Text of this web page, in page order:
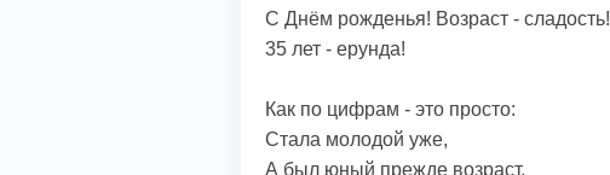
С Днём рожденья! Возраст - сладость!
35 лет - ерунда!
Как по цифрам - это просто:
Стала молодой уже,
А был юный прежде возраст,